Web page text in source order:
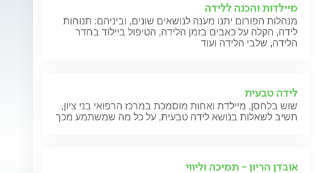
מיילדות והכנה ללידה
מנהלות הפורום יתנו מענה לנושאים שונים, וביניהם: תנוחות
לידה, הקלה על כאבים בזמן הלידה, הטיפול ביילוד בחדר
הלידה, שלבי הלידה ועוד
לידה טבעית
שוש בלחסן, מיילדת ואחות מוסמכת במרכז הרפואי בני ציון,
תשיב לשאלות בנושא לידה טבעית, על כל מה שמשתמע מכך
אובדן הריון - תמיכה וליווי